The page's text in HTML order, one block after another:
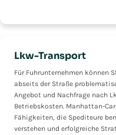
Lkw-Transport
Für Fuhrunternehmen können
abseits der Straße
Angebot und Nachfrage nach
Betriebskosten. Manhattan-
Fähigkeiten, die Spediteure
verstehen und erfolgreiche